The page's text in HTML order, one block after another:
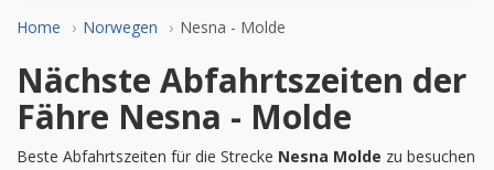
Home Norwegen Nesna - Molde
Nächste Abfahrtszeiten der
Fähre Nesna - Molde
Beste Abfahrtszeiten für die Strecke Nesna Molde zu besuchen